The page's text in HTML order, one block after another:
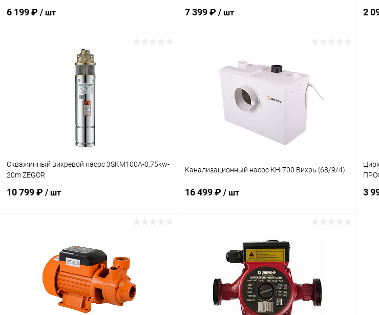
6 199 ₽ / шт
В корзину
7 399 ₽ / шт
К сравнению
В избранное В наличии
2
Скважинный вихревой насос 3SKM100A-0,75kw-
20m ZEGOR
10 799 ₽ / шт
Купить в 1 клик К сравнению
В избранное В наличии
Канализационный насос КН-700 Вихрь (68/9/4)
16 499 ₽ / шт
Купить в 1 клик К сравнению
В избранное В наличии
3